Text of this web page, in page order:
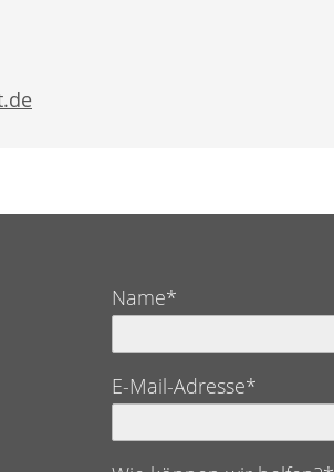
Name*
E-Mail-Adresse*